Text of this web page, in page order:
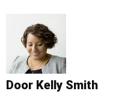
Door Kelly Smith